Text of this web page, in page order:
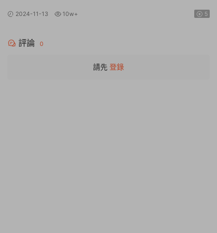
鼠标】
2024-11-13 10w+ 5
評論 0
請先 登錄